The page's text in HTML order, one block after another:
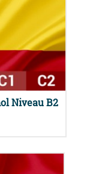
Niveau B2